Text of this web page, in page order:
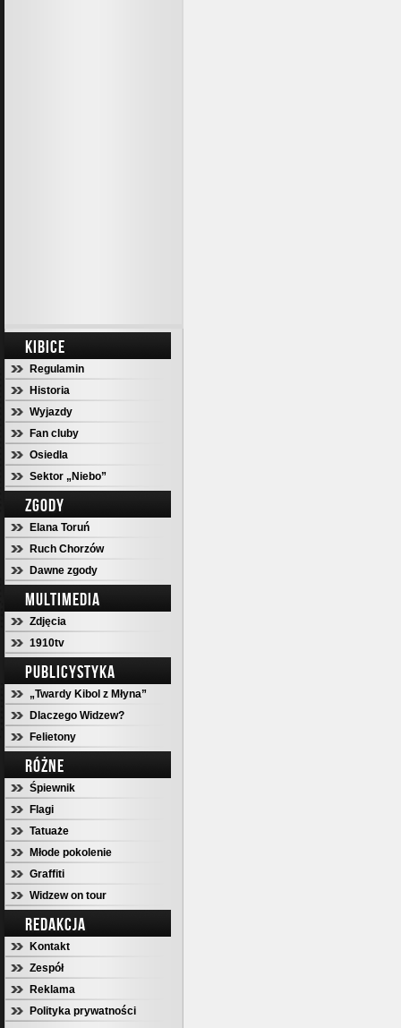
KIBICE
Regulamin
Historia
Wyjazdy
Fan cluby
Osiedla
Sektor „Niebo”
ZGODY
Elana Toruń
Ruch Chorzów
Dawne zgody
MULTIMEDIA
Zdjęcia
1910tv
PUBLICYSTYKA
„Twardy Kibol z Młyna”
Dlaczego Widzew?
Felietony
RÓŻNE
Śpiewnik
Flagi
Tatuaże
Młode pokolenie
Graffiti
Widzew on tour
REDAKCJA
Kontakt
Zespół
Reklama
Polityka prywatności